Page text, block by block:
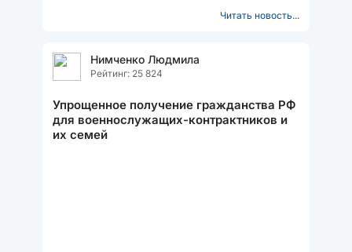
Читать новость...
Нимченко Людмила
Рейтинг: 25 824
Упрощенное получение гражданства РФ
для военнослужащих-контрактников и
их семей